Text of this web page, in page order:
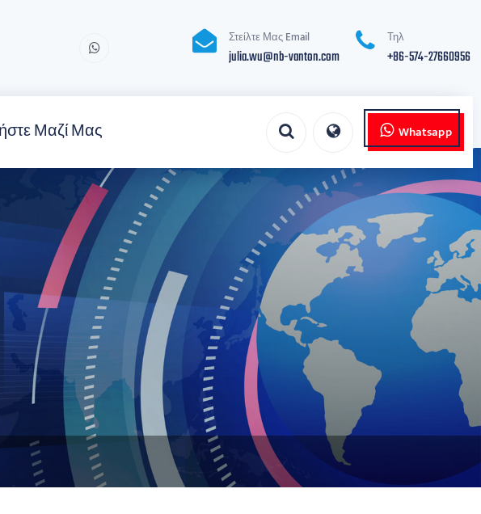
Στείλτε Μας Email
julia.wu@nb-vanton.com
Τηλ
+86-574-27660956
Μαζί Μας Whatsapp